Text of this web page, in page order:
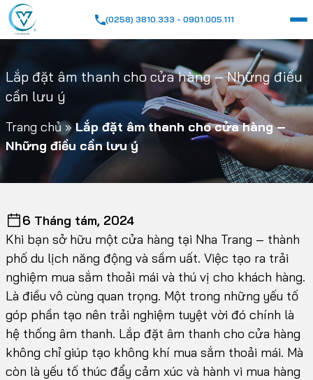
(0258) 3810.333 - 0901.005.111
Lắp đặt âm thanh cho cửa hàng – Những điều
cần lưu ý
Trang chủ»Lắp đặt âm thanh cho cửa hàng –
Những điều cần lưu ý
6 Tháng tám, 2024
Khi bạn sở hữu một cửa hàng tại Nha Trang – thành
phố du lịch năng động và sầm uất. Việc tạo ra trải
nghiệm mua sắm thoải mái và thú vị cho khách hàng.
Là điều vô cùng quan trọng. Một trong những yếu tố
góp phần tạo nên trải nghiệm tuyệt vời đó chính là
hệ thống âm thanh. Lắp đặt âm thanh cho cửa hàng
không chỉ giúp tạo không khí mua sắm thoải mái. Mà
còn là yếu tố thúc đẩy cảm xúc và hành vi mua hàng